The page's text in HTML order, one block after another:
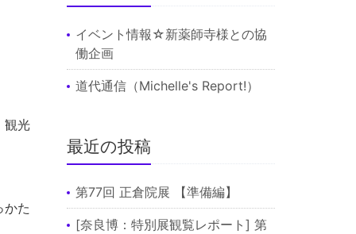
観光
かた
イベント情報☆新薬師寺様との協
働企画
道代通信（Michelle's Report!）
最近の投稿
第77回 正倉院展 【準備編】
[奈良博：特別展観覧レポート] 第